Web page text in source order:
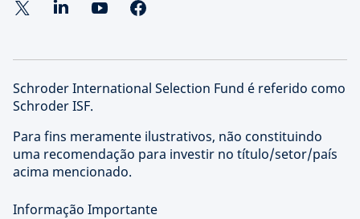
Schroder International Selection Fund é referido como
Schroder ISF.
Para fins meramente ilustrativos, não constituindo
uma recomendação para investir no título/setor/país
acima mencionado.
Informação Importante